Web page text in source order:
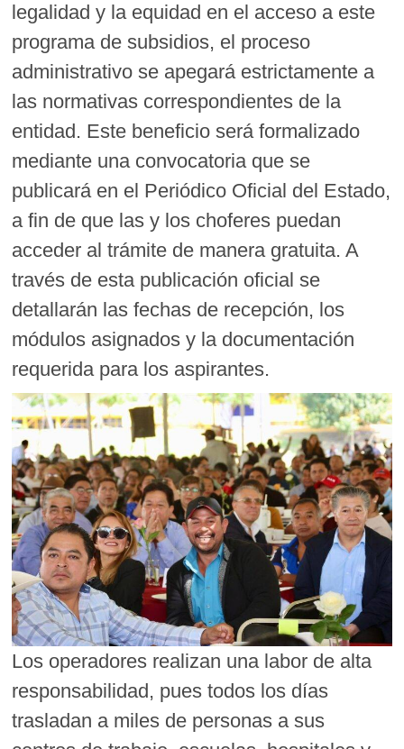
legalidad y la equidad en el acceso a este
programa de subsidios, el proceso
administrativo se apegará estrictamente a
las normativas correspondientes de la
entidad. Este beneficio será formalizado
mediante una convocatoria que se
publicará en el Periódico Oficial del Estado,
a fin de que las y los choferes puedan
acceder al trámite de manera gratuita. A
través de esta publicación oficial se
detallarán las fechas de recepción, los
módulos asignados y la documentación
requerida para los aspirantes.
Los operadores realizan una labor de alta
responsabilidad, pues todos los días
trasladan a miles de personas a sus